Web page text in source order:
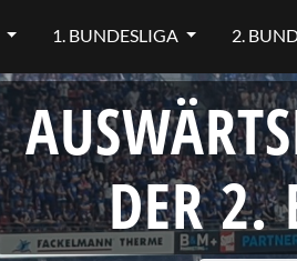
1. BUNDESLIGA 2.
DER 2.